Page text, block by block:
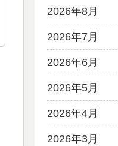
2026年8月
2026年7月
2026年6月
2026年5月
2026年4月
2026年3月